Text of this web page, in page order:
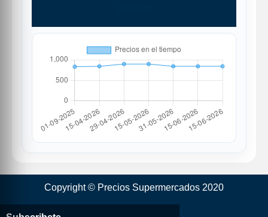
Copyright © Precios Supermercados 2020